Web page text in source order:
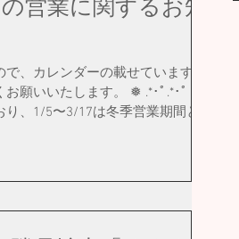
営業に関するお知
、カレンダーの載せています。
願いいたします。 ❅ .*･ﾟ.*･ﾟ 過
り、1/5〜3/17は冬季営業期間と